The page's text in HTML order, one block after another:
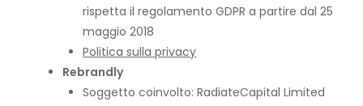
rispetta il regolamento GDPR a partire dal 25
maggio 2018
Politica sulla privacy
Rebrandly
Soggetto coinvolto: RadiateCapital Limited